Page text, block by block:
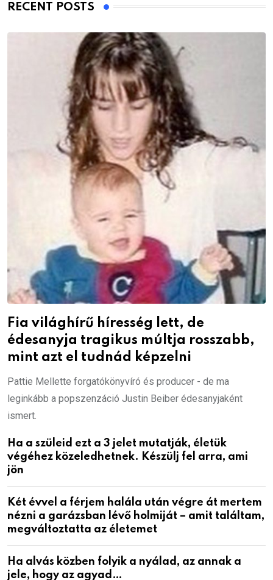
RECENT POSTS
Fia világhírű híresség lett, de
édesanyja tragikus múltja rosszabb,
mint azt el tudnád képzelni
Pattie Mellette forgatókönyvíró és producer - de ma
leginkább a popszenzáció Justin Beiber édesanyjaként
ismert.
Ha a szüleid ezt a 3 jelet mutatják, életük
végéhez közeledhetnek. Készülj fel arra, ami
jön
Két évvel a férjem halála után végre át mertem
nézni a garázsban lévő holmiját – amit találtam,
megváltoztatta az életemet
Ha alvás közben folyik a nyálad, az annak a
jele, hogy az agyad…